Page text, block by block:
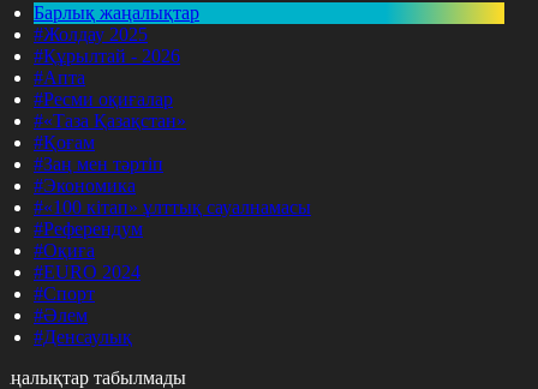
Барлық жаңалықтар
#Жолдау 2025
#Құрылтай - 2026
#Апта
#Ресми оқиғалар
#«Таза Қазақстан»
#Қоғам
#Заң мен тәртіп
#Экономика
#«100 кітап» ұлттық сауалнамасы
#Референдум
#Оқиға
#EURO 2024
#Спорт
#Әлем
#Денсаулық
табылмады